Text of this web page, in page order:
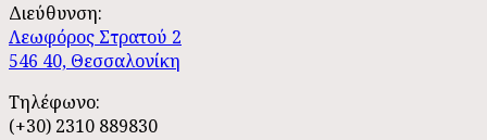
Διεύθυνση:
Λεωφόρος Στρατού 2
546 40, Θεσσαλονίκη
Τηλέφωνο:
(+30) 2310 889830